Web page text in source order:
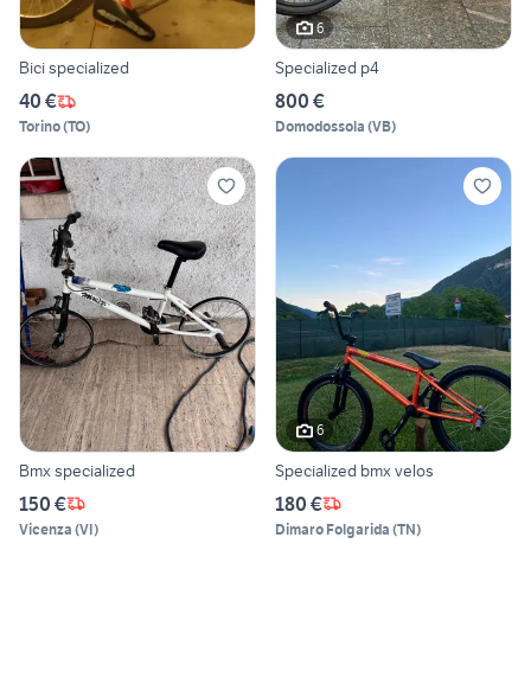
Bici specialized
40 €
Torino(TO)
6
Specialized p4
800 €
Domodossola (VB)
Bmx specialized
150 €
Vicenza (VI)
6
Specialized bmx velos
180 €
Dimaro Folgarida (TN)